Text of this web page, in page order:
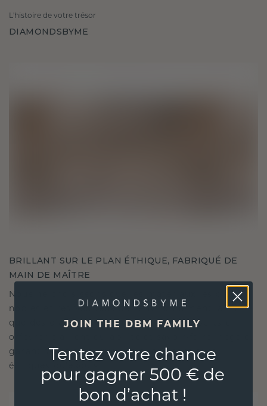
L'histoire de votre trésor
DIAMONDSBYME
BRILLANT SUR LE PLAN ÉTHIQUE, FABRIQUÉ DE
MAIN DE MAÎTRE
Nous ne choisissons que les matériaux les plus
nobles et respectueux de l'environnement, ainsi
que des diamants synthétiques. Nos experts en
orfèvrerie allient durabilité et savoir-faire inégalé,
garantissant ainsi que vos bijoux sont aussi
éthiques qu'exquis.
JOIN THE DBM FAMILY
Tentez votre chance
pour gagner 500 € de
bon d’achat !